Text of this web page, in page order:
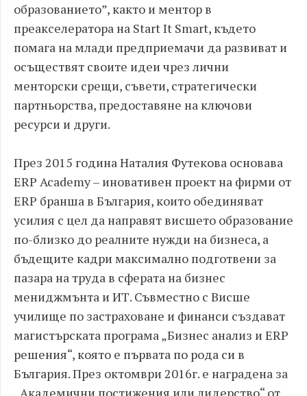
образованието”, както и ментор в
преакселератора на Start It Smart, където
помага на млади предприемачи да развиват и
осъществят своите идеи чрез лични
менторски срещи, съвети, стратегически
партньорства, предоставяне на ключови
ресурси и други.
През 2015 година Наталия Футекова основава
ERP Academy – иновативен проект на фирми от
ERP бранша в България, които обединяват
усилия с цел да направят висшето образование
по-близко до реалните нужди на бизнеса, а
бъдещите кадри максимално подготвени за
пазара на труда в сферата на бизнес
мениджмънта и ИТ. Съвместно с Висше
училище по застраховане и финанси създават
магистърската програма „Бизнес анализ и ERP
решения“, която е първата по рода си в
България. През октомври 2016г. е наградена за
„Академични постижения или лидерство“ от